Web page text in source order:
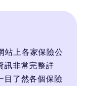
家保險公
完整詳
各個保險